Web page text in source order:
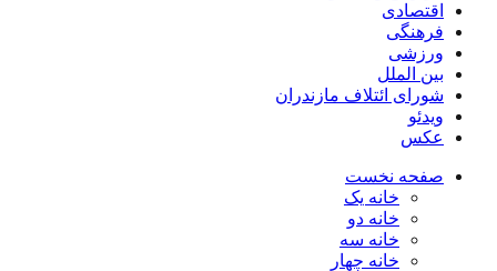
اقتصادی
فرهنگی
ورزشی
بین الملل
شورای ائتلاف مازندران
ویدئو
عکس
صفحه نخست
خانه یک
خانه دو
خانه سه
خانه چهار